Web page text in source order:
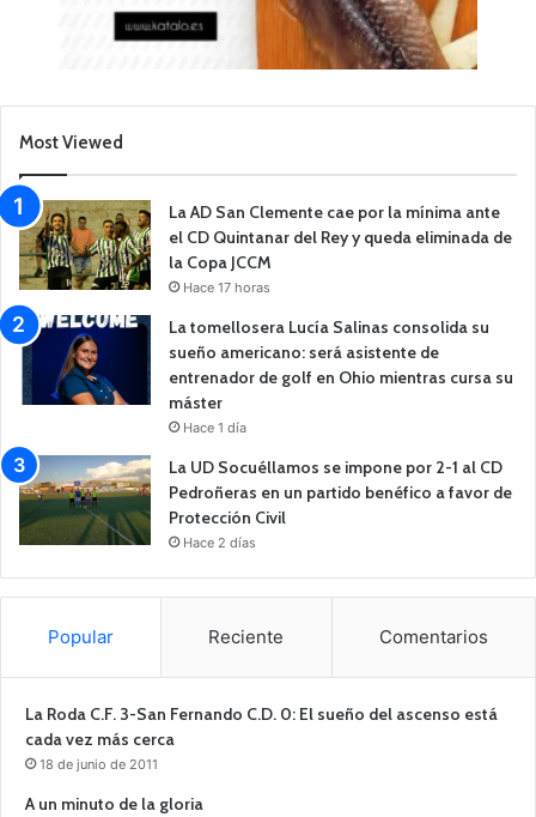
Most Viewed
La AD San Clemente cae por la mínima ante
el CD Quintanar del Rey y queda eliminada de
la Copa JCCM
Hace 17 horas
La tomellosera Lucía Salinas consolida su
sueño americano: será asistente de
entrenador de golf en Ohio mientras cursa su
máster
Hace 1 día
La UD Socuéllamos se impone por 2-1 al CD
Pedroñeras en un partido benéfico a favor de
Protección Civil
Hace 2 días
Popular Reciente Comentarios
La Roda C.F. 3-San Fernando C.D. 0: El sueño del ascenso está
cada vez más cerca
18 de junio de 2011
A un minuto de la gloria